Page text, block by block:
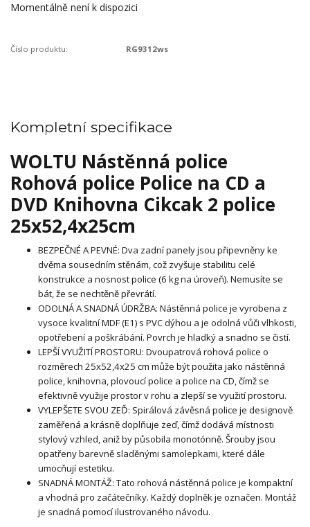
Momentálně není k dispozici
Číslo produktu: RG9312ws
Kompletní specifikace
WOLTU Nástěnná police
Rohová police Police na CD a
DVD Knihovna Cikcak 2 police
25x52,4x25cm
BEZPEČNÉ A PEVNÉ: Dva zadní panely jsou připevněny ke
dvěma sousedním stěnám, což zvyšuje stabilitu celé
konstrukce a nosnost police (6 kg na úroveň). Nemusíte se
bát, že se nechtěně převrátí.
ODOLNÁ A SNADNÁ ÚDRŽBA: Nástěnná police je vyrobena z
vysoce kvalitní MDF (E1) s PVC dýhou a je odolná vůči vlhkosti,
opotřebení a poškrábání. Povrch je hladký a snadno se čistí.
LEPŠÍ VYUŽITÍ PROSTORU: Dvoupatrová rohová police o
rozměrech 25x52,4x25 cm může být použita jako nástěnná
police, knihovna, plovoucí police a police na CD, čímž se
efektivně využije prostor v rohu a zlepší se využití prostoru.
VYLEPŠETE SVOU ZEĎ: Spirálová závěsná police je designově
zaměřená a krásně doplňuje zeď, čímž dodává místnosti
stylový vzhled, aniž by působila monotónně. Šrouby jsou
opatřeny barevně sladěnými samolepkami, které dále
umocňují estetiku.
SNADNÁ MONTÁŽ: Tato rohová nástěnná police je kompaktní
a vhodná pro začátečníky. Každý doplněk je označen. Montáž
je snadná pomocí ilustrovaného návodu.